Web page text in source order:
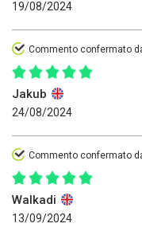
19/08/2024
Commento confermato
Jakub
24/08/2024
Commento confermato
Walkadi
13/09/2024